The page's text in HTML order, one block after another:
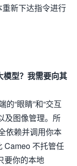
新下达指令进行
型？我需要向其
“眼睛”和“交互
及图像管理。所
依赖并调用你本
Cameo 不托管任
要你的本地